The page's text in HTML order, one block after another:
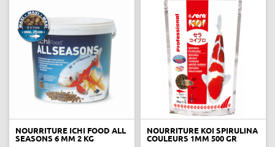
NOURRITURE ICHI FOOD ALL
SEASONS 6 MM 2 KG
NOURRITURE KOI SPIRULINA
COULEURS 1MM 500 GR